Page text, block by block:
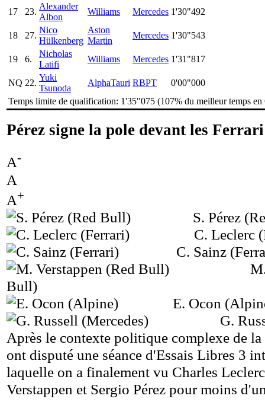
17 23.
Alexander
Albon
Williams Mercedes 1'30"492
18 27.
Nico
Hülkenberg
Aston
Martin
Mercedes 1'30"543
19 6.
Nicholas
Latifi
Williams Mercedes 1'31"817
NQ 22.
Yuki
Tsunoda
AlphaTauri RBPT
0'00"000
Temps limite de qualification: 1'35"075 (107% du meilleur temps en
Pérez signe la pole devant les Ferrari
A-
A
A+
S. Pérez
C. Leclerc
C. Sainz
Bull)
E. Ocon
G.
Après le contexte politique complexe de
ont disputé une séance d'Essais Libres 3
laquelle on a finalement vu Charles
Verstappen et Sergio Pérez pour moins